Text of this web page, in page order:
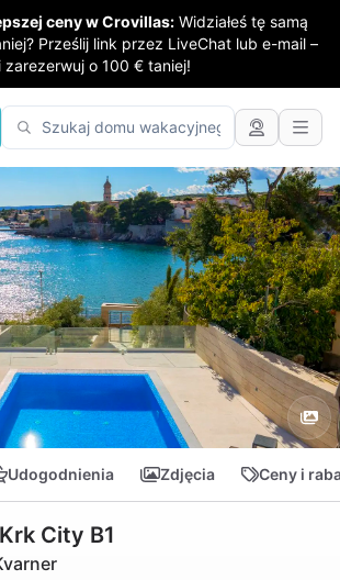
ceny w Crovillas: Widziałeś tę samą
Prześlij link przez LiveChat lub e-mail –
i zarezerwuj o 100 € taniej!
Udogodnienia Zdjęcia Ceny i
City B1